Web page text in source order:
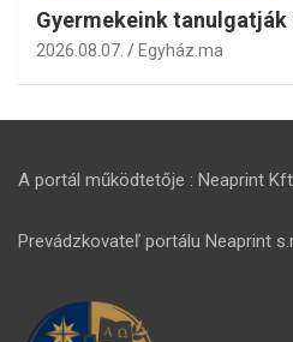
Gyermekeink
2026.08.07. Egyház.ma
A portál működtetője : Neaprint
Prevádzkovateľ portálu Neaprint